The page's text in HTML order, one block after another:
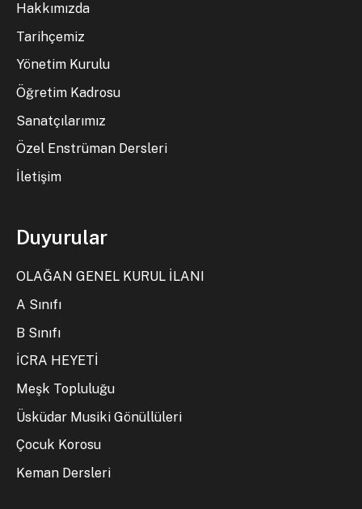
Hakkımızda
Tarihçemiz
Yönetim Kurulu
Öğretim Kadrosu
Sanatçılarımız
Özel Enstrüman Dersleri
İletişim
Duyurular
OLAĞAN GENEL KURUL İLANI
A Sınıfı
B Sınıfı
İCRA HEYETİ
Meşk Topluluğu
Üsküdar Musiki Gönüllüleri
Çocuk Korosu
Keman Dersleri